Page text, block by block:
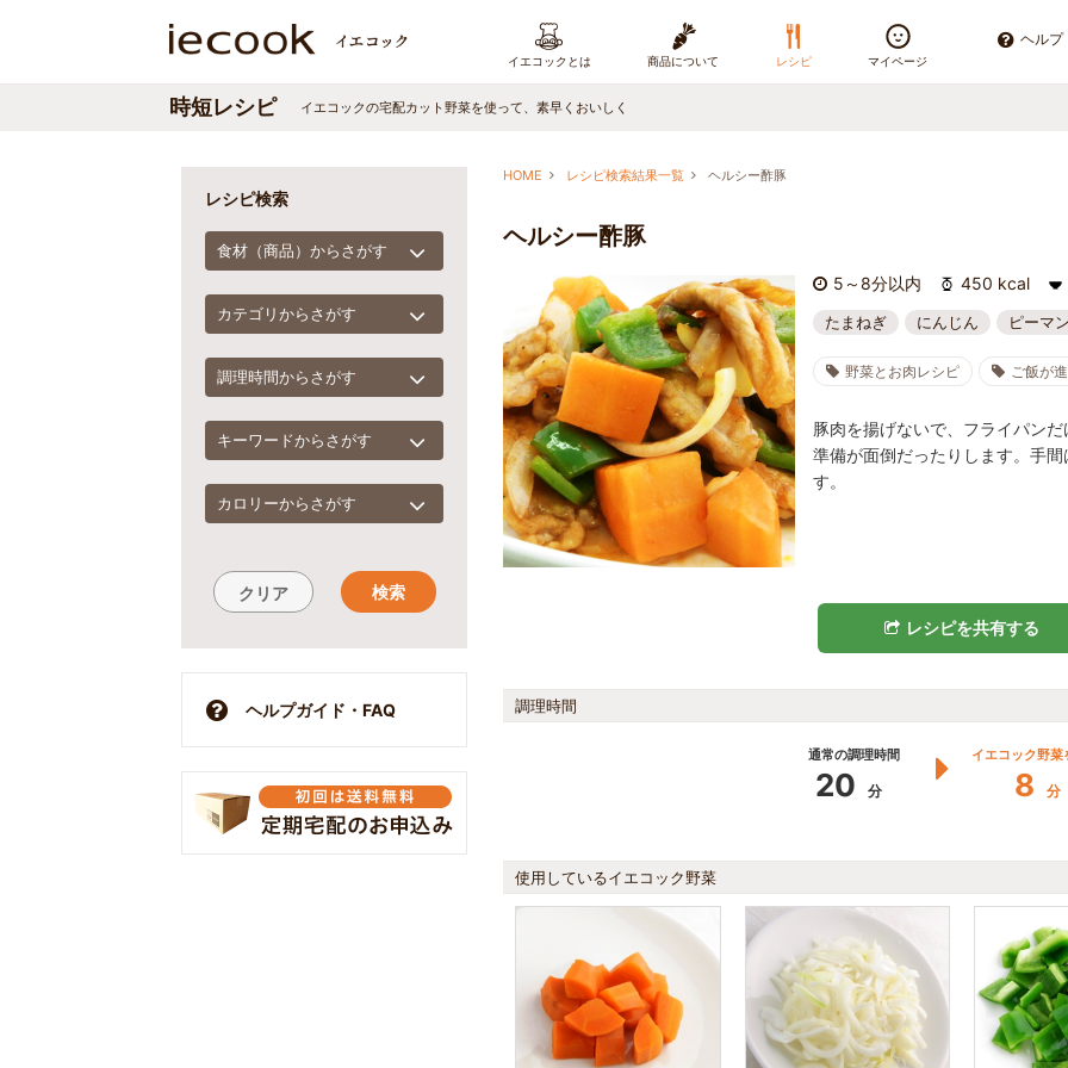
ヘルプ
イエコックとは 商品について レシピ マイページ
イエコックの宅配カット野菜を使って、素早くおいしく
時短レシピ
HOME レシピ検索結果一覧 ヘルシー酢豚
ヘルシー酢豚
5～8分以内 450 kcal
たまねぎ にんじん ピーマ
野菜とお肉レシピ ご飯が
豚肉を揚げないで、フライパン
準備が面倒だったりします。手
す。
レシピを共有する
調理時間
通常の調理時間
20 分
イエコック野菜
8 分
使用しているイエコック野菜
レシピ検索
食材（商品）からさがす
カテゴリからさがす
調理時間からさがす
キーワードからさがす
カロリーからさがす
クリア 検索
ヘルプガイド・FAQ